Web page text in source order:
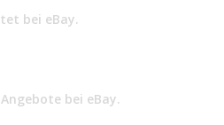
bei eBay.
bei eBay.